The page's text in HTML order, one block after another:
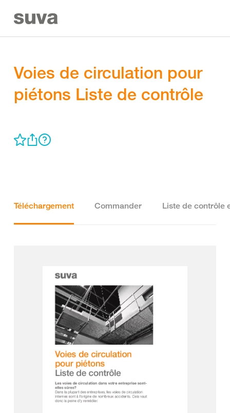
Voies de circulation pour
piétons Liste de contrôle
Téléchargement Commander Liste de contrôle